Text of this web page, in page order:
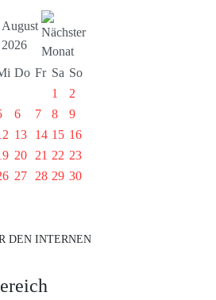
August
2026
Do Fr Sa So
1
2
6 7 8
9
13 14 15 16
20 21 22 23
27 28 29 30
DEN INTERNEN